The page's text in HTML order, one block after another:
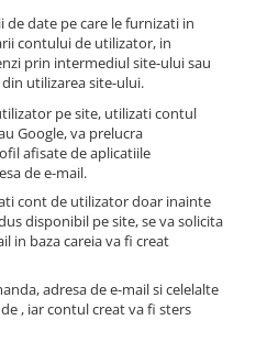
de date pe care le furnizati in
contului de utilizator, in
prin intermediul site-ului sau
utilizarea site-ului.
pe site, utilizati contul
Google, va prelucra
afisate de aplicatiile
de e-mail.
cont de utilizator doar inainte
disponibil pe site, se va solicita
in baza careia va fi creat
adresa de e-mail si celelalte
, iar contul creat va fi sters